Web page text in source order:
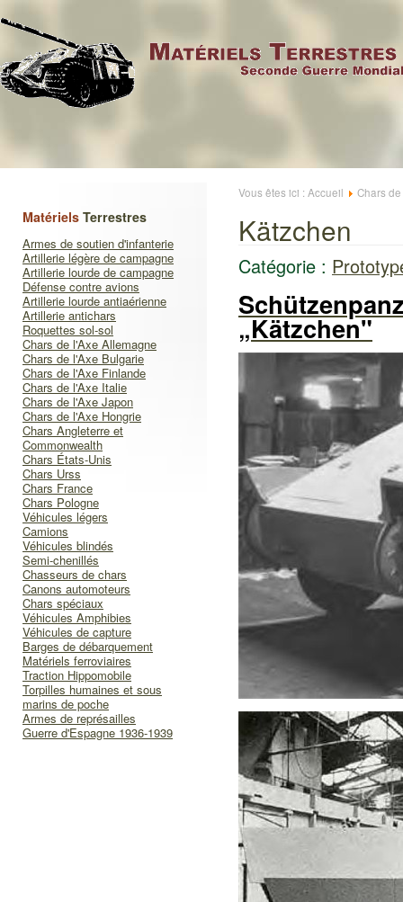
Matériels Terrestres
Armes de soutien d'infanterie
Artillerie légère de campagne
Artillerie lourde de campagne
Défense contre avions
Artillerie lourde antiaérienne
Artillerie antichars
Roquettes sol-sol
Chars de l'Axe Allemagne
Chars de l'Axe Bulgarie
Chars de l'Axe Finlande
Chars de l'Axe Italie
Chars de l'Axe Japon
Chars de l'Axe Hongrie
Chars Angleterre et
Commonwealth
Chars États-Unis
Chars Urss
Chars France
Chars Pologne
Véhicules légers
Camions
Véhicules blindés
Semi-chenillés
Chasseurs de chars
Canons automoteurs
Chars spéciaux
Véhicules Amphibies
Véhicules de capture
Barges de débarquement
Matériels ferroviaires
Traction Hippomobile
Torpilles humaines et sous
marins de poche
Armes de représailles
Guerre d'Espagne 1936-1939
Vous êtes ici : Accueil Chars
Kätzchen
Catégorie :
„Kätzchen"